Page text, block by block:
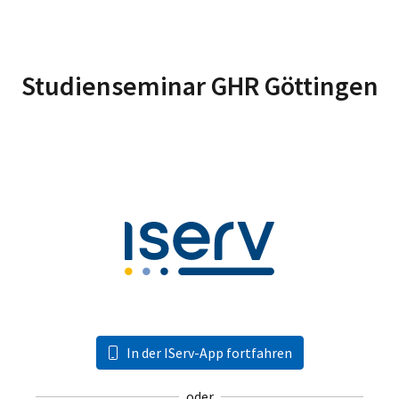
Studienseminar GHR Göttingen
In der IServ-App fortfahren